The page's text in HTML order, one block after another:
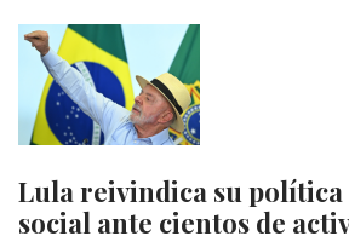
Lula reivindica su política
social ante cientos de